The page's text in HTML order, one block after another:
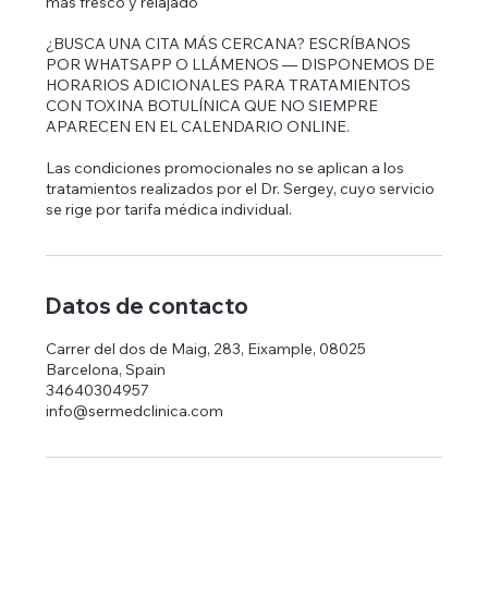
¿BUSCA UNA CITA MÁS CERCANA? ESCRÍBANOS
POR WHATSAPP O LLÁMENOS — DISPONEMOS DE
HORARIOS ADICIONALES PARA TRATAMIENTOS
CON TOXINA BOTULÍNICA QUE NO SIEMPRE
APARECEN EN EL CALENDARIO ONLINE.
Las condiciones promocionales no se aplican a los
tratamientos realizados por el Dr. Sergey, cuyo servicio
se rige por tarifa médica individual.
Datos de contacto
Carrer del dos de Maig, 283, Eixample, 08025
Barcelona, Spain
34640304957
info@sermedclinica.com